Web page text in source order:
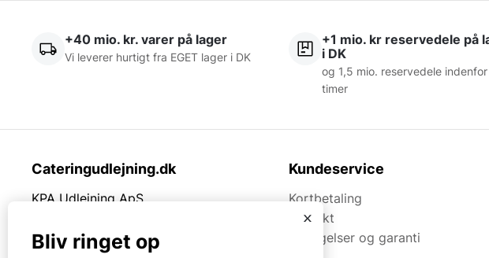
+40 mio. kr. varer på lager
Vi leverer hurtigt fra EGET lager i DK
+1 mio. kr reservedele på
i DK
og 1,5 mio. reservedele
timer
Cateringudlejning.dk
KPA Udlejning ApS
7430 Ikast
Kundeservice
Kortbetaling
Kontakt
Betingelser og garanti
x
Bliv ringet op